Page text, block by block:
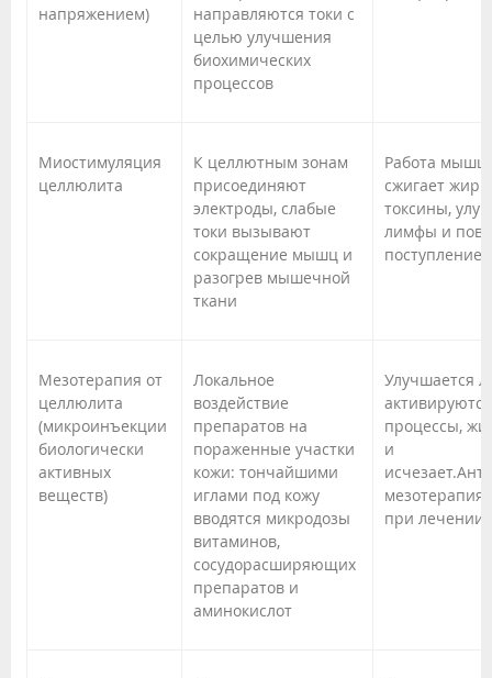
напряжением)
направляются токи с
целью улучшения
биохимических
процессов
Миостимуляция
целлюлита
К целлютным зонам
присоединяют
электроды, слабые
токи вызывают
сокращение мышц и
разогрев мышечной
ткани
Работа мышц
сжигает
токсины,
лимфы и
поступление
Мезотерапия от
целлюлита
(микроинъекции
биологически
активных
веществ)
Локальное
воздействие
препаратов на
пораженные участки
кожи: тончайшими
иглами под кожу
вводятся микродозы
витаминов,
сосудорасширяющих
препаратов и
аминокислот
Улучшается
процессы,
и
мезотерапия
при лечении